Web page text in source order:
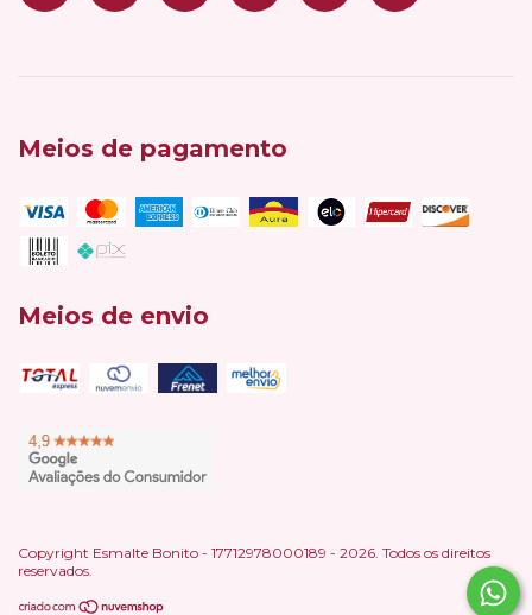
Meios de pagamento
Meios de envio
Copyright Esmalte Bonito - 17712978000189 - 2026. Todos os direitos
reservados.